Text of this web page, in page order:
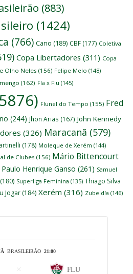
(883)
(1424)
(766) Cano (189) CBF (177) Coletiva
Copa Libertadores (311) Copa
Olho Neles (156) Felipe Melo (148)
(162) Fla x Flu (145)
Flunel do Tempo (155) Fred
(244) Jhon Arias (167) John Kennedy
(326) Maracanã (579)
(178) Moleque de Xerém (144)
de Clubes (156) Mário Bittencourt
Paulo Henrique Ganso (261) Samuel
(180) Superliga Feminina (135) Thiago Silva
Jogar (184) Xerém (316) Zubeldía (146)
BRASILEIRÃO 21:00
FLU